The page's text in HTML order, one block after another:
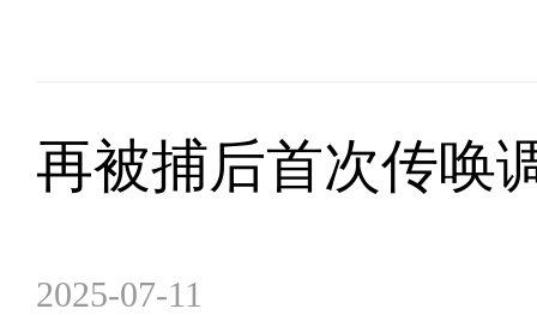
再被捕后首次传唤
2025-07-11